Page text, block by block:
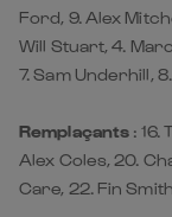
Remplaçants: 16.
Alex Coles, 20.
Care, 22. Fin